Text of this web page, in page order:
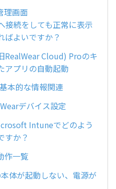
理画面
続をしても正常に表示
ばよいですか？
RealWear Cloud) Proのキ
アプリの自動起動
本的な情報関連
デバイス設定
Intuneでどのよう
すか？
作一覧
体が起動しない、電源が